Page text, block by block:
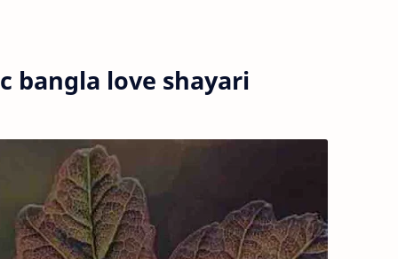
bangla love shayari